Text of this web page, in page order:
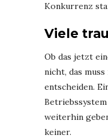
Konkurrenz
Viele
Ob das jetzt
nicht, das
entscheiden.
weiterhin
keiner.